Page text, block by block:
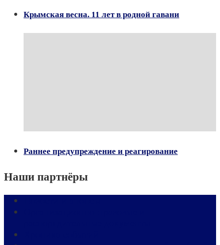
Крымская весна. 11 лет в родной гавани
Раннее предупреждение и реагирование
Наши партнёры